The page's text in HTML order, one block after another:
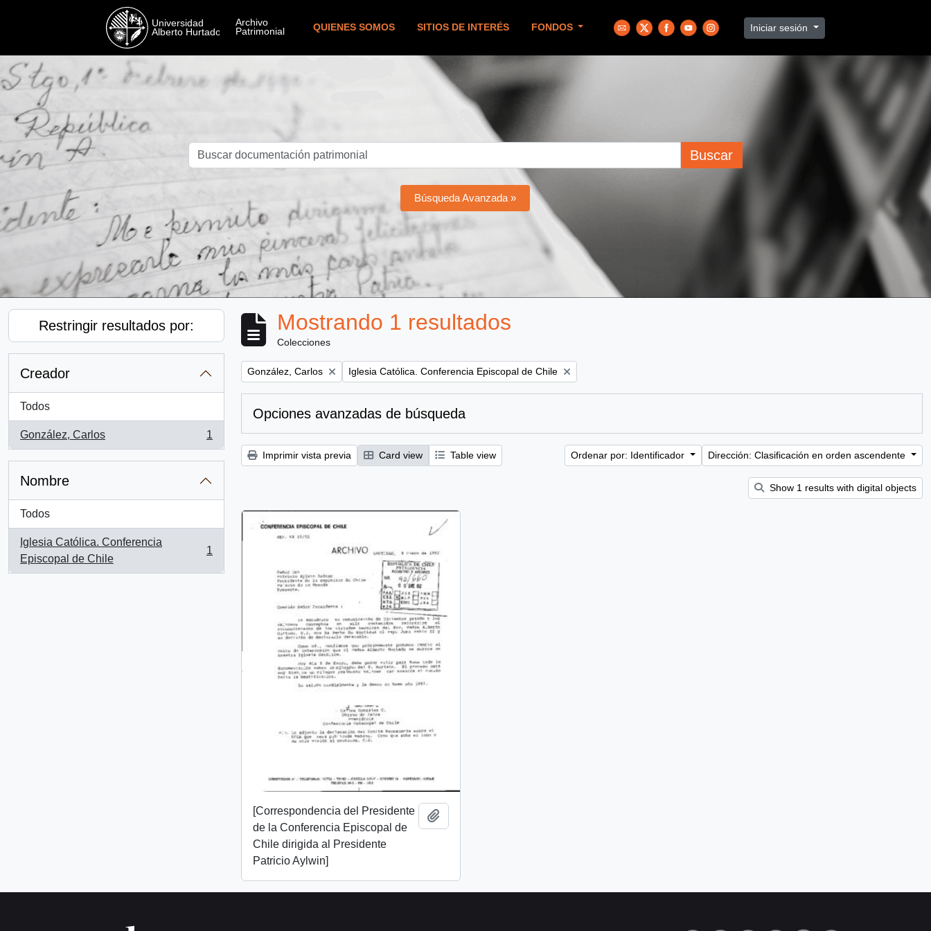
QUIENES SOMOS SITIOS DE INTERÉS FONDOS Iniciar sesión
Buscar
Búsqueda Avanzada »
Restringir resultados por:
Creador
Todos
González, Carlos
, 1 resultados
1
Nombre
Todos
Iglesia Católica. Conferencia
Episcopal de Chile
, 1 resultados
1
Mostrando 1 resultados
Colecciones
Remove filter:
González, Carlos Remove filter:
Iglesia Católica. Conferencia Episcopal de Chile
Opciones avanzadas de búsqueda
Imprimir vista previa Card view Table view Ordenar por: Identificador Dirección: Clasificación en orden ascendente
Show 1 results with digital objects
[Correspondencia del Presidente
de la Conferencia Episcopal de
Chile dirigida al Presidente
Patricio Aylwin]